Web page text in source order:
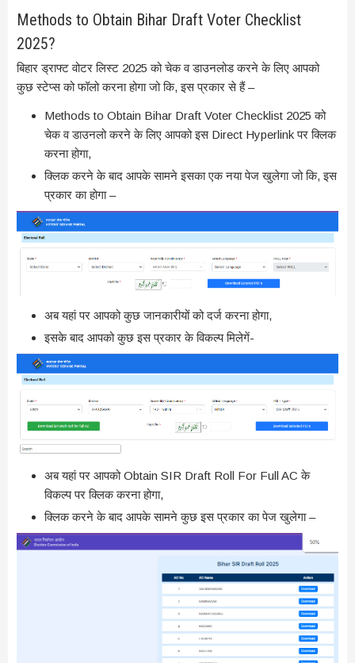
Methods to Obtain Bihar Draft Voter Checklist
2025?
बिहार ड्राफ्ट वोटर लिस्ट 2025 को चेक व डाउनलोड करने के लिए आपको
कुछ स्टेप्स को फॉलो करना होगा जो कि, इस प्रकार से हैं –
Methods to Obtain Bihar Draft Voter Checklist 2025 को
चेक व डाउनलो करने के लिए आपको इस Direct Hyperlink पर क्लिक
करना होगा,
क्लिक करने के बाद आपके सामने इसका एक नया पेज खुलेगा जो कि, इस
प्रकार का होगा –
अब यहां पर आपको कुछ जानकारीयों को दर्ज करना होगा,
इसके बाद आपको कुछ इस प्रकार के विकल्प मिलेगें-
अब यहां पर आपको Obtain SIR Draft Roll For Full AC के
विकल्प पर क्लिक करना होगा,
क्लिक करने के बाद आपके सामने कुछ इस प्रकार का पेज खुलेगा –